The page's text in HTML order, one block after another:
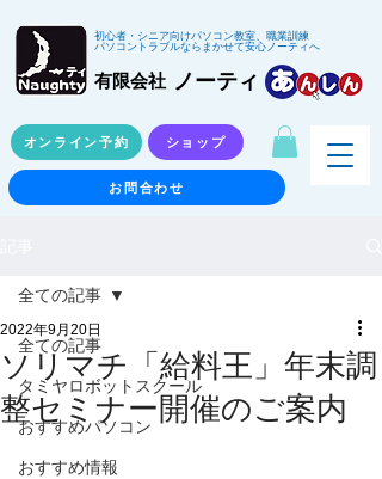
初心者・シニア向けパソコン教室、職業訓練
パソコントラブルならまかせて安心ノーティへ
有限会社 ノーティ
オンライン予約 ショップ
お問合わせ
全ての記事
タミヤロボットスクール
おすすめパソコン
おすすめ情報
全ての記事
ソリマチ「給料王」年末調
整セミナー開催のご案内
2022年9月20日